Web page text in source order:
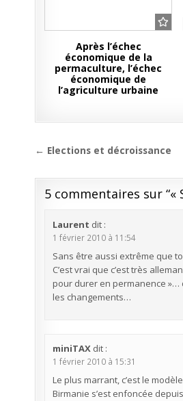
Après l’échec
économique de la
permaculture, l’échec
économique de
l’agriculture urbaine
Navigation
de
l’article
← Elections et décroissance
5 commentaires sur “«
Laurent dit :
1 février 2010 à 11:54
Sans être aussi extrême que
C’est vrai que c’est très
pour durer en permanence »…
les changements…
miniTAX dit :
1 février 2010 à 15:31
Le plus marrant, c’est le
Birmanie s’est enfoncée